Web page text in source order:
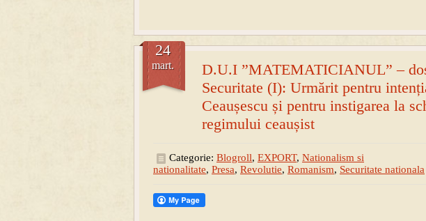
D.U.I ”MATEMATICIANUL” –
Securitate (I): Urmărit pentru
Ceaușescu și pentru instigarea la
regimului ceaușist
24
mart.
Categorie: Blogroll, EXPORT, Nationalism si
nationalitate, Presa, Revolutie, Romanism, Securitate nationala